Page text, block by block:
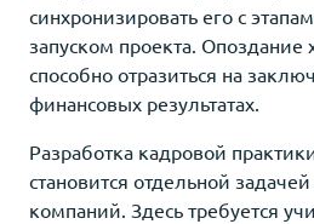
синхронизировать его с
запуском проекта. Опоздание
способно отразиться на
финансовых результатах.
Разработка кадровой
становится отдельной
компаний. Здесь требуется